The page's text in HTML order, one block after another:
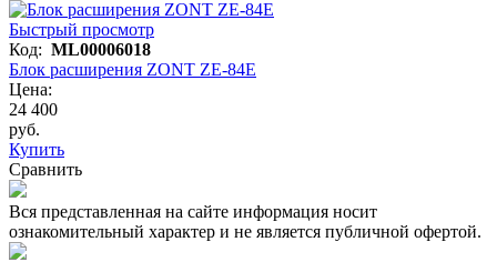
Быстрый просмотр
Код: ML00006018
Блок расширения ZONT ZE-84E
Цена:
24 400
руб.
Купить
Сравнить
Вся представленная на сайте информация носит
ознакомительный характер и не является публичной офертой.